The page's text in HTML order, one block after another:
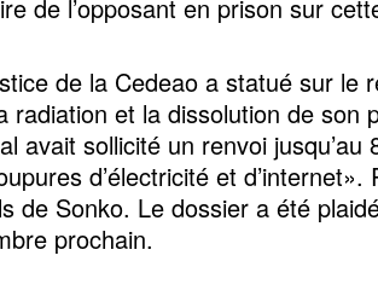
de l’opposant en prison sur
de la Cedeao a statué sur le
radiation et la dissolution de son
avait sollicité un renvoi jusqu’au
d’électricité et d’internet».
de Sonko. Le dossier a été
prochain.